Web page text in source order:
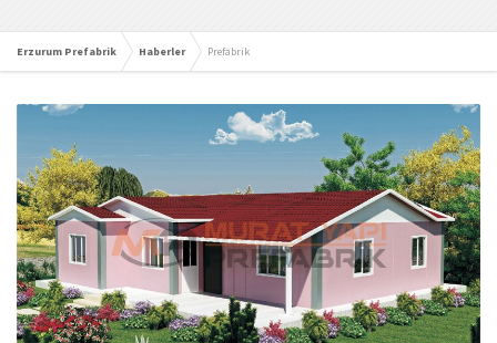
Erzurum Prefabrik Haberler Prefabrik